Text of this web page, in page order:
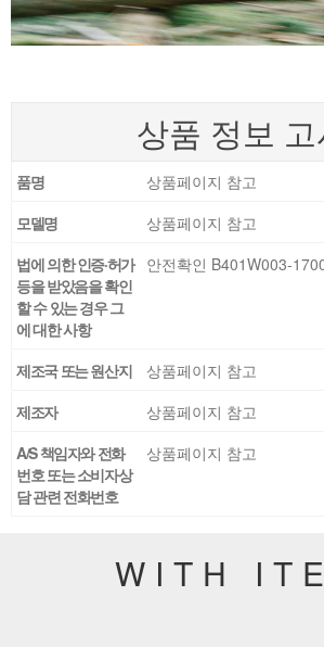
상품 정보 고
품명
상품페이지 참고
모델명
상품페이지 참고
법에 의한 인증·허가
등을 받았음을 확인
할 수 있는 경우 그
에 대한 사항
안전확인 B401W003-
제조국 또는 원산지
상품페이지 참고
제조자
상품페이지 참고
A/S 책임자와 전화
번호 또는 소비자상
담 관련 전화번호
상품페이지 참고
WITH